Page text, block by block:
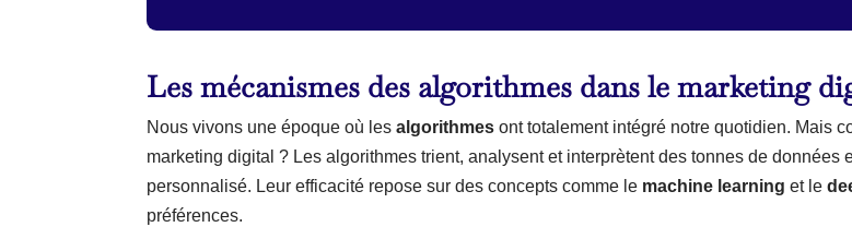
Les mécanismes des algorithmes dans le marketing
Nous vivons une époque où lesalgorithmes ont totalement intégré notre quotidien. Mais
marketing digital ? Les algorithmes trient, analysent et interprètent des tonnes de
personnalisé. Leur efficacité repose sur des concepts comme le machine learning et le
préférences.